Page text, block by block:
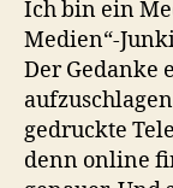
Ich bin ein
Medien“-
Der Gedanke
gedruckte
denn online